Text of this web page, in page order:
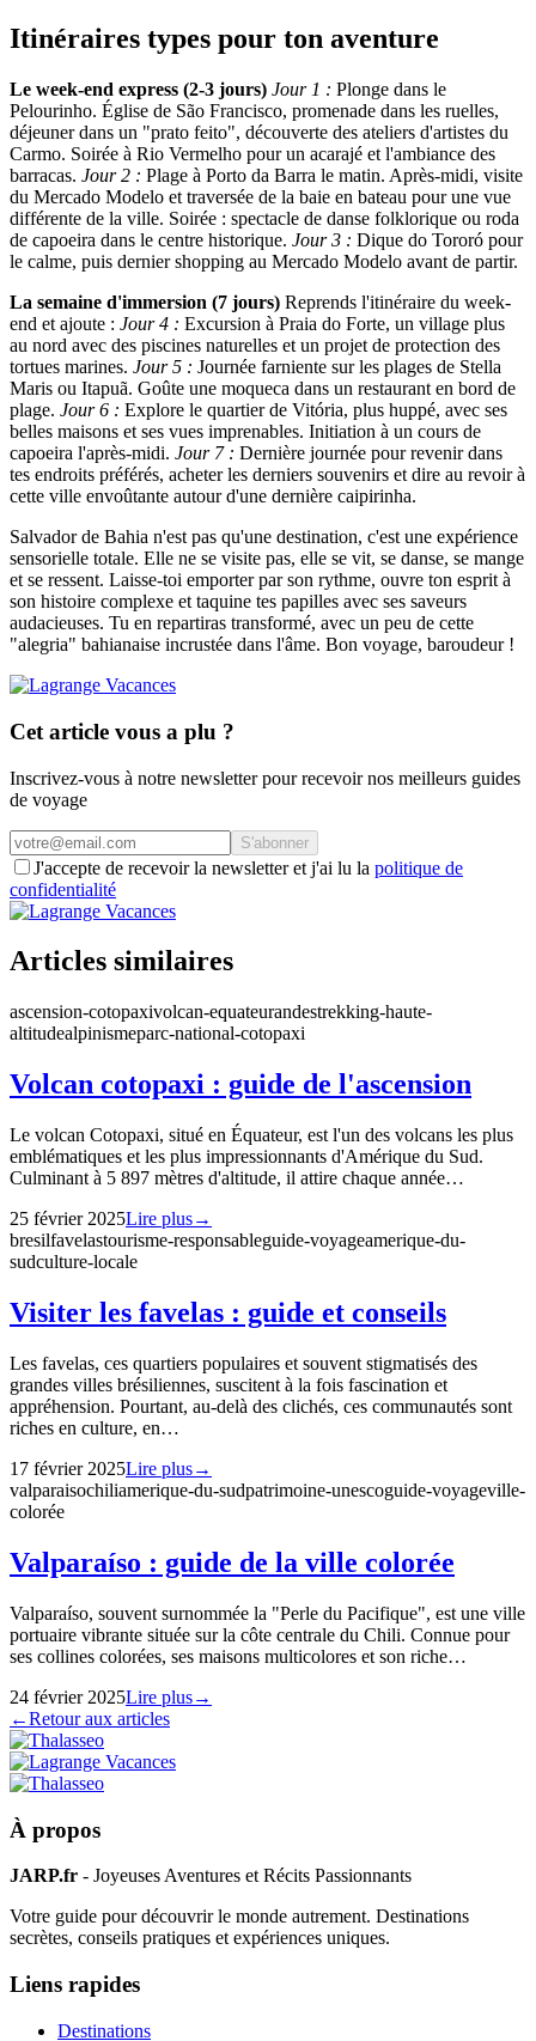
Itinéraires types pour ton aventure
Le week-end express (2-3 jours) Jour 1 : Plonge dans le
Pelourinho. Église de São Francisco, promenade dans les ruelles,
déjeuner dans un "prato feito", découverte des ateliers d'artistes du
Carmo. Soirée à Rio Vermelho pour un acarajé et l'ambiance des
barracas. Jour 2 : Plage à Porto da Barra le matin. Après-midi, visite
du Mercado Modelo et traversée de la baie en bateau pour une vue
différente de la ville. Soirée : spectacle de danse folklorique ou roda
de capoeira dans le centre historique. Jour 3 : Dique do Tororó pour
le calme, puis dernier shopping au Mercado Modelo avant de partir.
La semaine d'immersion (7 jours) Reprends l'itinéraire du week-
end et ajoute : Jour 4 : Excursion à Praia do Forte, un village plus
au nord avec des piscines naturelles et un projet de protection des
tortues marines. Jour 5 : Journée farniente sur les plages de Stella
Maris ou Itapuã. Goûte une moqueca dans un restaurant en bord de
plage. Jour 6 : Explore le quartier de Vitória, plus huppé, avec ses
belles maisons et ses vues imprenables. Initiation à un cours de
capoeira l'après-midi. Jour 7 : Dernière journée pour revenir dans
tes endroits préférés, acheter les derniers souvenirs et dire au revoir à
cette ville envoûtante autour d'une dernière caipirinha.
Salvador de Bahia n'est pas qu'une destination, c'est une expérience
sensorielle totale. Elle ne se visite pas, elle se vit, se danse, se mange
et se ressent. Laisse-toi emporter par son rythme, ouvre ton esprit à
son histoire complexe et taquine tes papilles avec ses saveurs
audacieuses. Tu en repartiras transformé, avec un peu de cette
"alegria" bahianaise incrustée dans l'âme. Bon voyage, baroudeur !
Cet article vous a plu ?
Inscrivez-vous à notre newsletter pour recevoir nos meilleurs guides
de voyage
S'abonner
J'accepte de recevoir la newsletter et j'ai lu la politique de
confidentialité
Articles similaires
ascension-cotopaxivolcan-equateurandestrekking-haute-
altitudealpinismeparc-national-cotopaxi
Volcan cotopaxi : guide de l'ascension
Le volcan Cotopaxi, situé en Équateur, est l'un des volcans les plus
emblématiques et les plus impressionnants d'Amérique du Sud.
Culminant à 5 897 mètres d'altitude, il attire chaque année…
25 février 2025Lire plus→
bresilfavelastourisme-responsableguide-voyageamerique-du-
sudculture-locale
Visiter les favelas : guide et conseils
Les favelas, ces quartiers populaires et souvent stigmatisés des
grandes villes brésiliennes, suscitent à la fois fascination et
appréhension. Pourtant, au-delà des clichés, ces communautés sont
riches en culture, en…
17 février 2025Lire plus→
valparaisochiliamerique-du-sudpatrimoine-unescoguide-voyageville-
colorée
Valparaíso : guide de la ville colorée
Valparaíso, souvent surnommée la "Perle du Pacifique", est une ville
portuaire vibrante située sur la côte centrale du Chili. Connue pour
ses collines colorées, ses maisons multicolores et son riche…
24 février 2025Lire plus→
←Retour aux articles
À propos
JARP.fr - Joyeuses Aventures et Récits Passionnants
Votre guide pour découvrir le monde autrement. Destinations
secrètes, conseils pratiques et expériences uniques.
Liens rapides
Destinations